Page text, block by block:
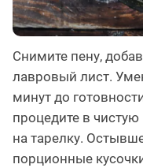
Снимите пену,
лавровый лист.
минут до
процедите в
на тарелку.
порционные